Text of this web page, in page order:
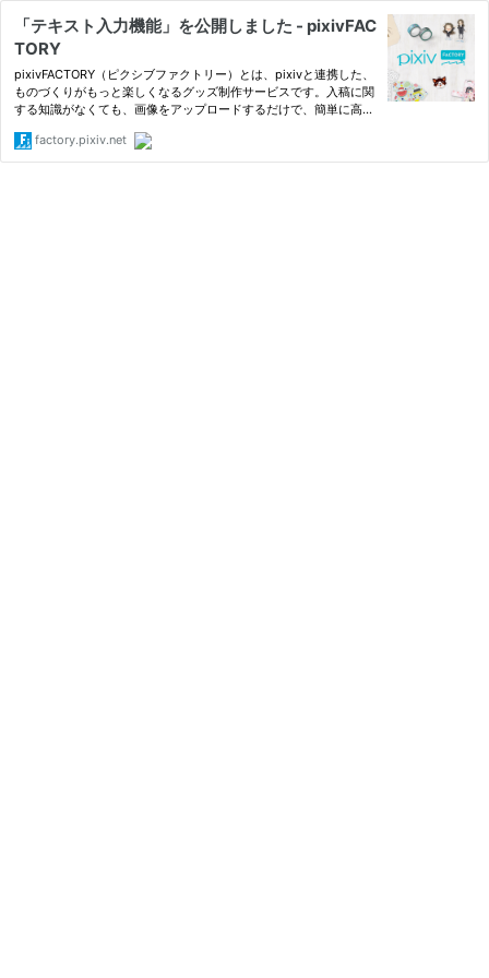
「テキスト入力機能」を公開しました - pixivFAC
TORY
pixivFACTORY（ピクシブファクトリー）とは、pixivと連携した、
ものづくりがもっと楽しくなるグッズ制作サービスです。入稿に関
する知識がなくても、画像をアップロードするだけで、簡単に高品
factory.pixiv.net